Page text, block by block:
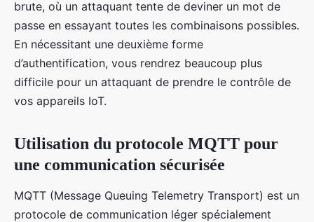
brute, où un attaquant tente de deviner un mot de
passe en essayant toutes les combinaisons possibles.
En nécessitant une deuxième forme
d’authentification, vous rendrez beaucoup plus
difficile pour un attaquant de prendre le contrôle de
vos appareils IoT.
Utilisation du protocole MQTT pour
une communication sécurisée
MQTT (Message Queuing Telemetry Transport) est un
protocole de communication léger spécialement